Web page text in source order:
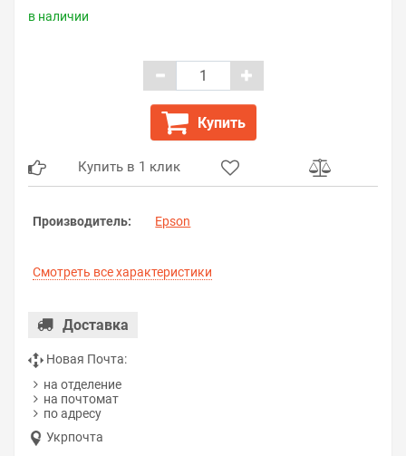
в наличии
Купить
Купить в 1 клик
Производитель: Epson
Смотреть все характеристики
Доставка
Новая Почта:
на отделение
на почтомат
по адресу
Укрпочта